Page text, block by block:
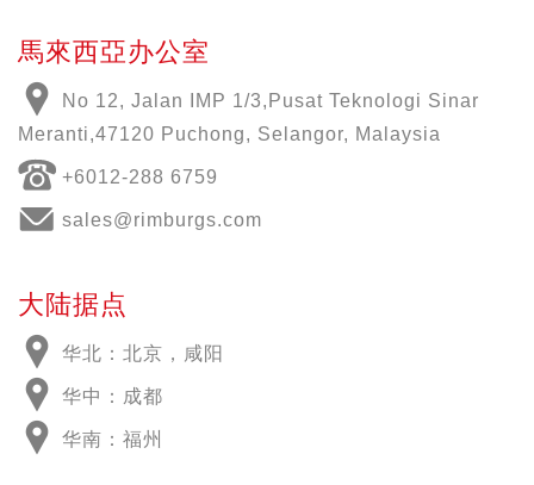
馬來西亞办公室
No 12, Jalan IMP 1/3,Pusat Teknologi Sinar
Meranti,47120 Puchong, Selangor, Malaysia
+6012-288 6759
sales@rimburgs.com
大陆据点
华北：北京，咸阳
华中：成都
华南：福州